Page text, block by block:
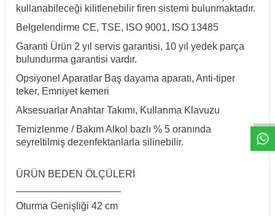
kullanabileceği kilitlenebilir firen sistemi bulunmaktadır.
Belgelendirme CE, TSE, ISO 9001, ISO 13485
Garanti Ürün 2 yıl servis garantisi, 10 yıl yedek parça
bulundurma garantisi vardır.
Opsiyonel Aparatlar Baş dayama aparatı, Anti-tiper
teker, Emniyet kemeri
AksesuarlarAnahtar Takımı, Kullanma Klavuzu
Temizlenme / BakımAlkol bazlı % 5 oranında
seyreltilmiş dezenfektanlarla silinebilir.
ÜRÜN BEDEN ÖLÇÜLERİ
Oturma Genişliği 42 cm